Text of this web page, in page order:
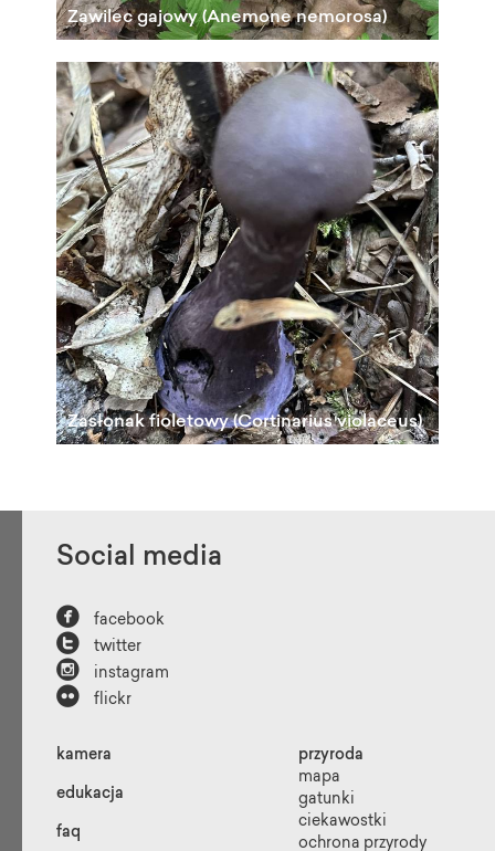
Zawilec gajowy (Anemone nemorosa)
Zasłonak fioletowy (Cortinarius violaceus)
16
Social media
 facebook
 twitter
 instagram
 flickr
kamera
edukacja
faq
przyroda
mapa
gatunki
ciekawostki
ochrona przyrody